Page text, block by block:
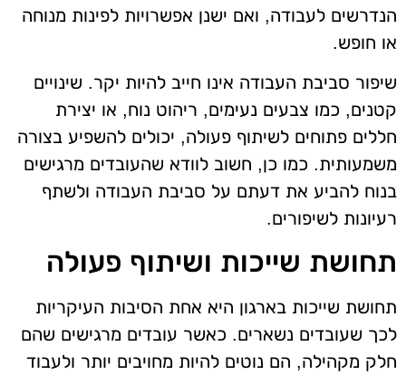
הנדרשים לעבודה, ואם ישנן אפשרויות לפינות מנוחה
או חופש.
שיפור סביבת העבודה אינו חייב להיות יקר. שינויים
קטנים, כמו צבעים נעימים, ריהוט נוח, או יצירת
חללים פתוחים לשיתוף פעולה, יכולים להשפיע בצורה
משמעותית. כמו כן, חשוב לוודא שהעובדים מרגישים
בנוח להביע את דעתם על סביבת העבודה ולשתף
רעיונות לשיפורים.
תחושת שייכות ושיתוף פעולה
תחושת שייכות בארגון היא אחת הסיבות העיקריות
לכך שעובדים נשארים. כאשר עובדים מרגישים שהם
חלק מקהילה, הם נוטים להיות מחויבים יותר ולעבוד